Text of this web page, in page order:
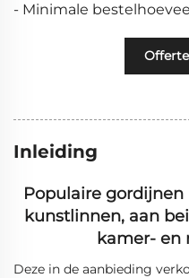
- Minimale
Inleiding
Populaire
kunstlinnen, aan
kamer- en
Deze in de aanbieding